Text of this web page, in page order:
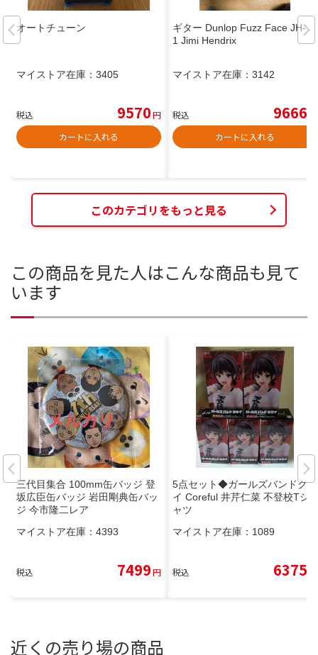
オートチューン
マイストア在庫： 3405
税込 9570円
カートに入れる
ギター Dunlop Fuzz Face JH-F
1 Jimi Hendrix
マイストア在庫： 3142
税込 9666
カートに入れる
このカテゴリをもっと見る
この商品を見た人はこんな商品も見て
います
三代目集合 100mm缶バッジ 登
坂広臣缶バッジ 岩田剛典缶バッ
ジ 今市隆二レア
マイストア在庫： 4393
税込 7499円
5点セット◆ガールズバンドクラ
イ Coreful 井芹仁菜 不登校Tシ
ャツ
マイストア在庫： 1089
税込 6375
近くの売り場の商品